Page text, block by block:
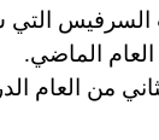
السرفيس
الماضي.
من العام